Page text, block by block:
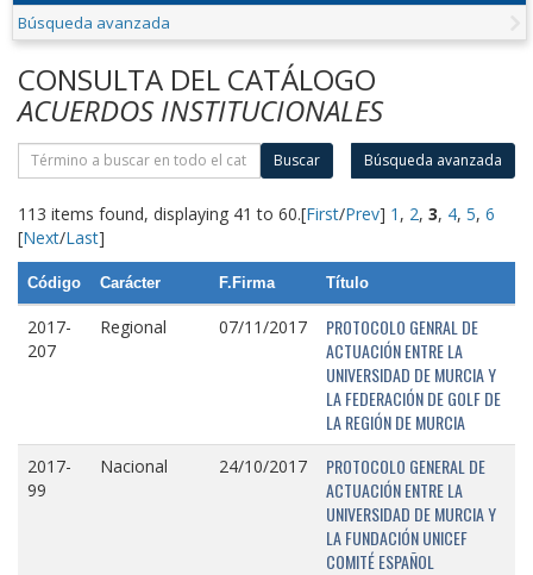
Búsqueda avanzada
CONSULTA DEL CATÁLOGO
ACUERDOS INSTITUCIONALES
Buscar Búsqueda avanzada
113 items found, displaying 41 to 60.[First/Prev] 1 , 2, 3, 4, 5, 6
[Next/Last]
Código Carácter F.Firma Título
2017-
207
Regional 07/11/2017
PROTOCOLO GENRAL DE
ACTUACIÓN ENTRE LA
UNIVERSIDAD DE MURCIA Y
LA FEDERACIÓN DE GOLF DE
LA REGIÓN DE MURCIA
2017-
99
Nacional 24/10/2017
PROTOCOLO GENERAL DE
ACTUACIÓN ENTRE LA
UNIVERSIDAD DE MURCIA Y
LA FUNDACIÓN UNICEF
COMITÉ ESPAÑOL